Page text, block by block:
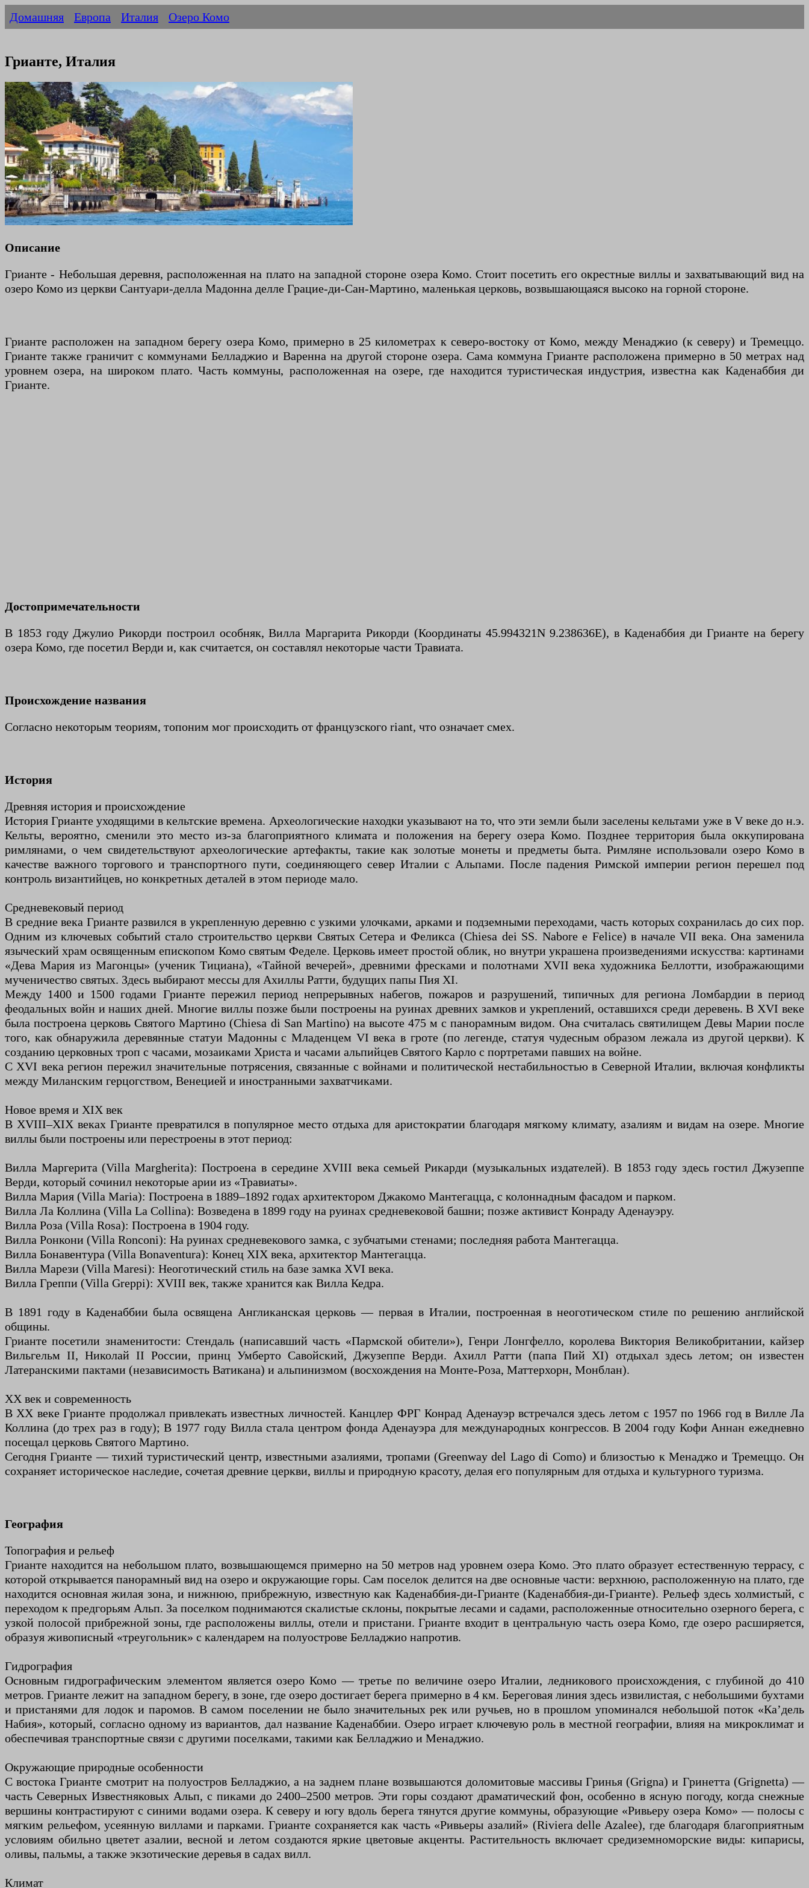
Домашняя Европа Италия Озеро Комо
Грианте, Италия
Описание
Грианте - Небольшая деревня, расположенная на плато на западной стороне озера Комо. Стоит посетить его окрестные виллы и захватывающий вид на
озеро Комо из церкви Сантуари-делла Мадонна делле Грацие-ди-Сан-Мартино, маленькая церковь, возвышающаяся высоко на горной стороне.
Грианте расположен на западном берегу озера Комо, примерно в 25 километрах к северо-востоку от Комо, между Менаджио (к северу) и Тремеццо.
Грианте также граничит с коммунами Белладжио и Варенна на другой стороне озера. Сама коммуна Грианте расположена примерно в 50 метрах над
уровнем озера, на широком плато. Часть коммуны, расположенная на озере, где находится туристическая индустрия, известна как Каденаббия ди
Грианте.
Достопримечательности
В 1853 году Джулио Рикорди построил особняк, Вилла Маргарита Рикорди (Координаты 45.994321N 9.238636E), в Каденаббия ди Грианте на берегу
озера Комо, где посетил Верди и, как считается, он составлял некоторые части Травиата.
Происхождение названия
Согласно некоторым теориям, топоним мог происходить от французского riant, что означает смех.
История
Древняя история и происхождение
История Грианте уходящими в кельтские времена. Археологические находки указывают на то, что эти земли были заселены кельтами уже в V веке до н.э.
Кельты, вероятно, сменили это место из-за благоприятного климата и положения на берегу озера Комо. Позднее территория была оккупирована
римлянами, о чем свидетельствуют археологические артефакты, такие как золотые монеты и предметы быта. Римляне использовали озеро Комо в
качестве важного торгового и транспортного пути, соединяющего север Италии с Альпами. После падения Римской империи регион перешел под
контроль византийцев, но конкретных деталей в этом периоде мало.
Средневековый период
В средние века Грианте развился в укрепленную деревню с узкими улочками, арками и подземными переходами, часть которых сохранилась до сих пор.
Одним из ключевых событий стало строительство церкви Святых Сетера и Феликса (Chiesa dei SS. Nabore e Felice) в начале VII века. Она заменила
языческий храм освященным епископом Комо святым Феделе. Церковь имеет простой облик, но внутри украшена произведениями искусства: картинами
«Дева Мария из Магонцы» (ученик Тициана), «Тайной вечерей», древними фресками и полотнами XVII века художника Беллотти, изображающими
мученичество святых. Здесь выбирают мессы для Ахиллы Ратти, будущих папы Пия XI.
Между 1400 и 1500 годами Грианте пережил период непрерывных набегов, пожаров и разрушений, типичных для региона Ломбардии в период
феодальных войн и наших дней. Многие виллы позже были построены на руинах древних замков и укреплений, оставшихся среди деревень. В XVI веке
была построена церковь Святого Мартино (Chiesa di San Martino) на высоте 475 м с панорамным видом. Она считалась святилищем Девы Марии после
того, как обнаружила деревянные статуи Мадонны с Младенцем VI века в гроте (по легенде, статуя чудесным образом лежала из другой церкви). К
созданию церковных троп с часами, мозаиками Христа и часами альпийцев Святого Карло с портретами павших на войне.
С XVI века регион пережил значительные потрясения, связанные с войнами и политической нестабильностью в Северной Италии, включая конфликты
между Миланским герцогством, Венецией и иностранными захватчиками.
Новое время и XIX век
В XVIII–XIX веках Грианте превратился в популярное место отдыха для аристократии благодаря мягкому климату, азалиям и видам на озере. Многие
виллы были построены или перестроены в этот период:
Вилла Маргерита (Villa Margherita): Построена в середине XVIII века семьей Рикарди (музыкальных издателей). В 1853 году здесь гостил Джузеппе
Верди, который сочинил некоторые арии из «Травиаты».
Вилла Мария (Villa Maria): Построена в 1889–1892 годах архитектором Джакомо Мантегацца, с колоннадным фасадом и парком.
Вилла Ла Коллина (Villa La Collina): Возведена в 1899 году на руинах средневековой башни; позже активист Конраду Аденауэру.
Вилла Роза (Villa Rosa): Построена в 1904 году.
Вилла Ронкони (Villa Ronconi): На руинах средневекового замка, с зубчатыми стенами; последняя работа Мантегацца.
Вилла Бонавентура (Villa Bonaventura): Конец XIX века, архитектор Мантегацца.
Вилла Марези (Villa Maresi): Неоготический стиль на базе замка XVI века.
Вилла Греппи (Villa Greppi): XVIII век, также хранится как Вилла Кедра.
В 1891 году в Каденаббии была освящена Англиканская церковь — первая в Италии, построенная в неоготическом стиле по решению английской
общины.
Грианте посетили знаменитости: Стендаль (написавший часть «Пармской обители»), Генри Лонгфелло, королева Виктория Великобритании, кайзер
Вильгельм II, Николай II России, принц Умберто Савойский, Джузеппе Верди. Ахилл Ратти (папа Пий XI) отдыхал здесь летом; он известен
Латеранскими пактами (независимость Ватикана) и альпинизмом (восхождения на Монте-Роза, Маттерхорн, Монблан).
XX век и современность
В XX веке Грианте продолжал привлекать известных личностей. Канцлер ФРГ Конрад Аденауэр встречался здесь летом с 1957 по 1966 год в Вилле Ла
Коллина (до трех раз в году); В 1977 году Вилла стала центром фонда Аденауэра для международных конгрессов. В 2004 году Кофи Аннан ежедневно
посещал церковь Святого Мартино.
Сегодня Грианте — тихий туристический центр, известными азалиями, тропами (Greenway del Lago di Como) и близостью к Менаджо и Тремеццо. Он
сохраняет историческое наследие, сочетая древние церкви, виллы и природную красоту, делая его популярным для отдыха и культурного туризма.
География
Топография и рельеф
Грианте находится на небольшом плато, возвышающемся примерно на 50 метров над уровнем озера Комо. Это плато образует естественную террасу, с
которой открывается панорамный вид на озеро и окружающие горы. Сам поселок делится на две основные части: верхнюю, расположенную на плато, где
находится основная жилая зона, и нижнюю, прибрежную, известную как Каденаббия-ди-Грианте (Каденаббия-ди-Грианте). Рельеф здесь холмистый, с
переходом к предгорьям Альп. За поселком поднимаются скалистые склоны, покрытые лесами и садами, расположенные относительно озерного берега, с
узкой полосой прибрежной зоны, где расположены виллы, отели и пристани. Грианте входит в центральную часть озера Комо, где озеро расширяется,
образуя живописный «треугольник» с календарем на полуострове Белладжио напротив.
Гидрография
Основным гидрографическим элементом является озеро Комо — третье по величине озеро Италии, ледникового происхождения, с глубиной до 410
метров. Грианте лежит на западном берегу, в зоне, где озеро достигает берега примерно в 4 км. Береговая линия здесь извилистая, с небольшими бухтами
и пристанями для лодок и паромов. В самом поселении не было значительных рек или ручьев, но в прошлом упоминался небольшой поток «Ка’дель
Набия», который, согласно одному из вариантов, дал название Каденаббии. Озеро играет ключевую роль в местной географии, влияя на микроклимат и
обеспечивая транспортные связи с другими поселками, такими как Белладжио и Менаджио.
Окружающие природные особенности
С востока Грианте смотрит на полуостров Белладжио, а на заднем плане возвышаются доломитовые массивы Гринья (Grigna) и Гринетта (Grignetta) —
часть Северных Известняковых Альп, с пиками до 2400–2500 метров. Эти горы создают драматический фон, особенно в ясную погоду, когда снежные
вершины контрастируют с синими водами озера. К северу и югу вдоль берега тянутся другие коммуны, образующие «Ривьеру озера Комо» — полосы с
мягким рельефом, усеянную виллами и парками. Грианте сохраняется как часть «Ривьеры азалий» (Riviera delle Azalee), где благодаря благоприятным
условиям обильно цветет азалии, весной и летом создаются яркие цветовые акценты. Растительность включает средиземноморские виды: кипарисы,
оливы, пальмы, а также экзотические деревья в садах вилл.
Климат